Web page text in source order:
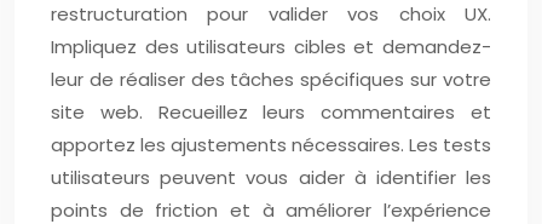
restructuration pour valider vos choix UX.
Impliquez des utilisateurs cibles et demandez-
leur de réaliser des tâches spécifiques sur votre
site web. Recueillez leurs commentaires et
apportez les ajustements nécessaires. Les tests
utilisateurs peuvent vous aider à identifier les
points de friction et à améliorer l’expérience